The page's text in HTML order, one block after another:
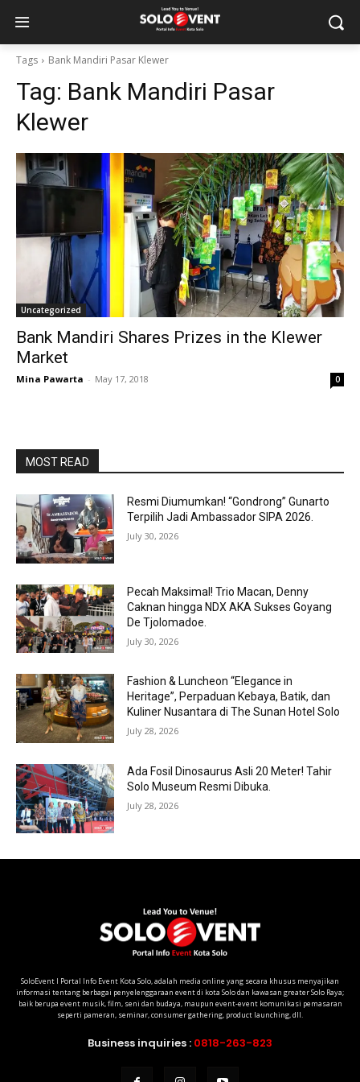
Tags Bank Mandiri Pasar Klewer
Tag: Bank Mandiri Pasar
Klewer
Uncategorized
Bank Mandiri Shares Prizes in the Klewer
Market
Mina Pawarta - May 17, 2018 0
MOST READ
Resmi Diumumkan! “Gondrong” Gunarto
Terpilih Jadi Ambassador SIPA 2026.
July 30, 2026
Pecah Maksimal! Trio Macan, Denny
Caknan hingga NDX AKA Sukses Goyang
De Tjolomadoe.
July 30, 2026
Fashion & Luncheon “Elegance in
Heritage”, Perpaduan Kebaya, Batik, dan
Kuliner Nusantara di The Sunan Hotel Solo
July 28, 2026
Ada Fosil Dinosaurus Asli 20 Meter! Tahir
Solo Museum Resmi Dibuka.
July 28, 2026
SoloEvent I Portal Info Event Kota Solo, adalah media online yang secara khusus menyajikan
informasi tentang berbagai penyelenggaraan event di kota Solo dan kawasan greater Solo Raya;
baik berupa event musik, film, seni dan budaya, maupun event-event komunikasi pemasaran
seperti pameran, seminar, consumer gathering, product launching, dll.
Business inquiries : 0818-263-823